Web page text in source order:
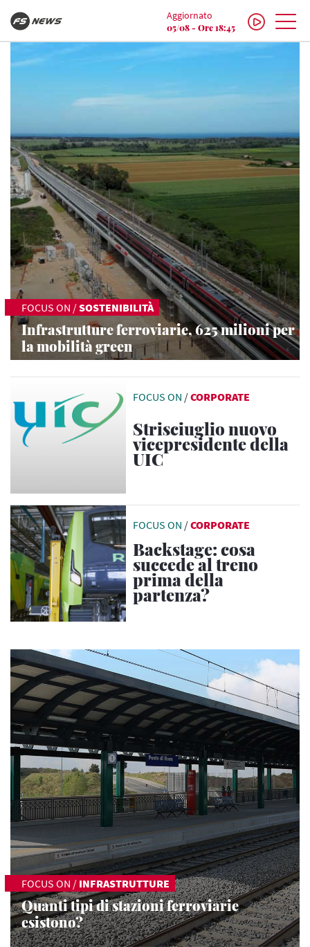
Aggiornato
05/08 - Ore 18:45
FOCUS ON /SOSTENIBILITÀ
Infrastrutture ferroviarie, 625 milioni per
la mobilità green
FOCUS ON /CORPORATE
Strisciuglio nuovo
vicepresidente della
UIC
FOCUS ON /CORPORATE
Backstage: cosa
succede al treno
prima della
partenza?
FOCUS ON / INFRASTRUTTURE
Quanti tipi di stazioni ferroviarie
esistono?